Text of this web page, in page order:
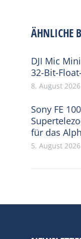
ÄHNLICHE
DJI Mic
32-Bit-
8. August 2026
Sony FE
für das
5. August 2026